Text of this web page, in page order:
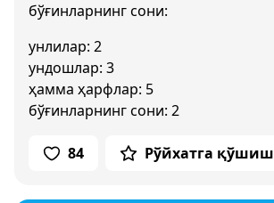
бўғинларнинг сони:
унлилар: 2
ундошлар: 3
ҳамма ҳарфлар: 5
бўғинларнинг сони: 2
84 Рўйхатга қўшиш